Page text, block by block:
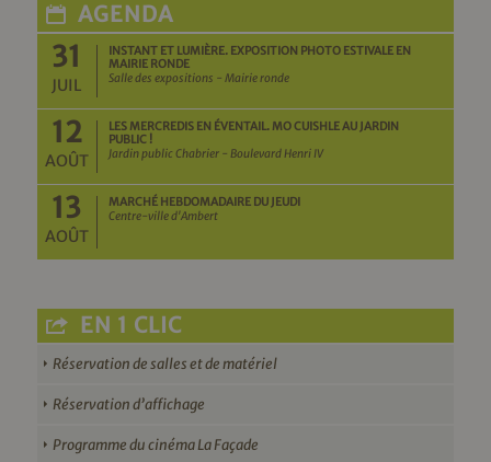
AGENDA
31
JUIL
INSTANT ET LUMIÈRE. EXPOSITION PHOTO ESTIVALE EN
MAIRIE RONDE
Salle des expositions - Mairie ronde
12
AOÛT
LES MERCREDIS EN ÉVENTAIL. MO CUISHLE AU JARDIN
PUBLIC !
Jardin public Chabrier - Boulevard Henri IV
13
AOÛT
MARCHÉ HEBDOMADAIRE DU JEUDI
Centre-ville d'Ambert
EN 1 CLIC
Réservation de salles et de matériel
Réservation d’affichage
Programme du cinéma La Façade